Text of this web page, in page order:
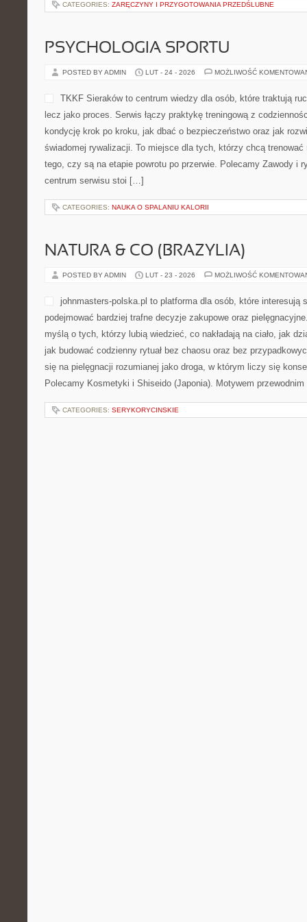
CATEGORIES: ZARĘCZYNY I PRZYGOTOWANIA PRZEDŚLUBNE
PSYCHOLOGIA SPORTU
POSTED BY ADMIN LUT - 24 - 2026 MOŻLIWOŚĆ
TKKF Sieraków to centrum wiedzy dla osób, które traktują
lecz jako proces. Serwis łączy praktykę treningową z
kondycję krok po kroku, jak dbać o bezpieczeństwo oraz jak
świadomej rywalizacji. To miejsce dla tych, którzy chcą trenować
tego, czy są na etapie powrotu po przerwie. Polecamy Zawody i
centrum serwisu stoi […]
CATEGORIES: NAUKA O SPALANIU KALORII
NATURA & CO (BRAZYLIA)
POSTED BY ADMIN LUT - 23 - 2026 MOŻLIWOŚĆ
johnmasters-polska.pl to platforma dla osób, które interesują
podejmować bardziej trafne decyzje zakupowe oraz
myślą o tych, którzy lubią wiedzieć, co nakładają na ciało, jak
jak budować codzienny rytuał bez chaosu oraz bez
się na pielęgnacji rozumianej jako droga, w którym liczy się
Polecamy Kosmetyki i Shiseido (Japonia). Motywem
CATEGORIES: SERYKORYCINSKIE